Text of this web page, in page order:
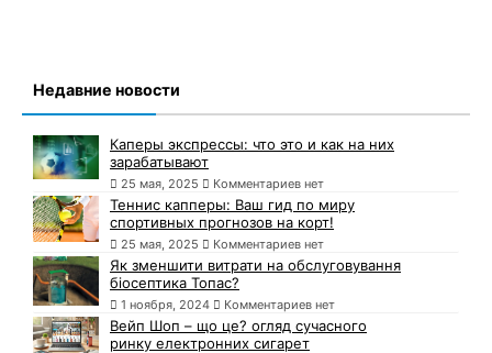
Недавние новости
Каперы экспрессы: что это и как на них
зарабатывают
25 мая, 2025 Комментариев нет
Теннис капперы: Ваш гид по миру
спортивных прогнозов на корт!
25 мая, 2025 Комментариев нет
Як зменшити витрати на обслуговування
біосептика Топас?
1 ноября, 2024 Комментариев нет
Вейп Шоп – що це? огляд сучасного
ринку електронних сигарет